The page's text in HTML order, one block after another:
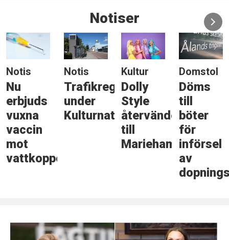
Notiser
Notis
Nu
erbjuds
vuxna
vaccin
mot
vattkoppor
Notis
Trafikreglering
under
Kulturnatten
Kultur
Dolly
Style
återvänder
till
Mariehamn
Domstol
Döms
till
böter
för
införsel
av